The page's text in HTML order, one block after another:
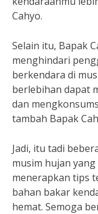
Cahyo.
Selain itu, Bapak
menghindari
berkendara di
berlebihan dapat
dan
tambah Bapak
Jadi, itu tadi
musim hujan
menerapkan tips
bahan bakar
hemat. Semoga